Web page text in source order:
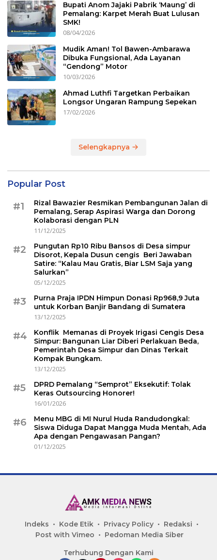
Bupati Anom Jajaki Pabrik ‘Maung’ di
Pemalang: Karpet Merah Buat Lulusan
SMK!
08/04/2026
Mudik Aman! Tol Bawen-Ambarawa
Dibuka Fungsional, Ada Layanan
“Gendong” Motor
10/03/2026
Ahmad Luthfi Targetkan Perbaikan
Longsor Ungaran Rampung Sepekan
17/02/2026
Selengkapnya
Popular Post
#1
Rizal Bawazier Resmikan Pembangunan Jalan di
Pemalang, Serap Aspirasi Warga dan Dorong
Kolaborasi dengan PLN
11/12/2025
#2
Pungutan Rp10 Ribu Bansos di Desa simpur
Disorot, Kepala Dusun cengis Beri Jawaban
Satire: “Kalau Mau Gratis, Biar LSM Saja yang
Salurkan”
05/12/2025
#3
Purna Praja IPDN Himpun Donasi Rp968,9 Juta
untuk Korban Banjir Bandang di Sumatera
13/12/2025
#4
Konflik Memanas di Proyek Irigasi Cengis Desa
Simpur: Bangunan Liar Diberi Perlakuan Beda,
Pemerintah Desa Simpur dan Dinas Terkait
Kompak Bungkam.
13/12/2025
#5
DPRD Pemalang “Semprot” Eksekutif: Tolak
Keras Outsourcing Honorer!
16/01/2026
#6
Menu MBG di MI Nurul Huda Randudongkal:
Siswa Diduga Dapat Mangga Muda Mentah, Ada
Apa dengan Pengawasan Pangan?
01/12/2025
Indeks Kode Etik Privacy Policy
Redaksi
Post with Vimeo
Pedoman Media Siber
Terhubung Dengan Kami